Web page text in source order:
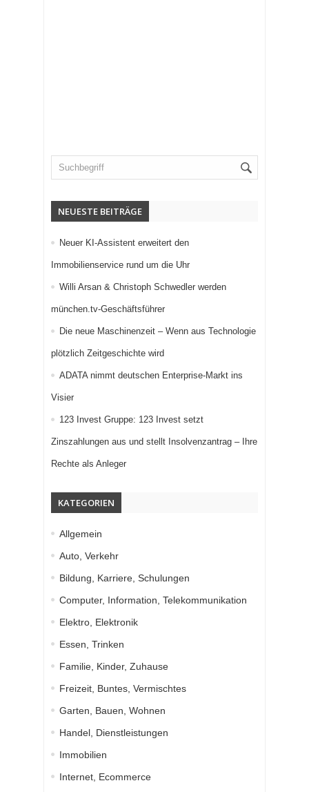
NEUESTE BEITRÄGE
Neuer KI-Assistent erweitert den
Immobilienservice rund um die Uhr
Willi Arsan & Christoph Schwedler werden
münchen.tv-Geschäftsführer
Die neue Maschinenzeit – Wenn aus Technologie
plötzlich Zeitgeschichte wird
ADATA nimmt deutschen Enterprise-Markt ins
Visier
123 Invest Gruppe: 123 Invest setzt
Zinszahlungen aus und stellt Insolvenzantrag – Ihre
Rechte als Anleger
KATEGORIEN
Allgemein
Auto, Verkehr
Bildung, Karriere, Schulungen
Computer, Information, Telekommunikation
Elektro, Elektronik
Essen, Trinken
Familie, Kinder, Zuhause
Freizeit, Buntes, Vermischtes
Garten, Bauen, Wohnen
Handel, Dienstleistungen
Immobilien
Internet, Ecommerce